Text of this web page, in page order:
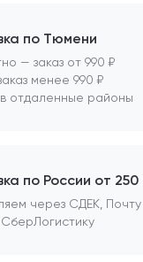
по Тюмени
— заказ от 990 ₽
менее 990 ₽
отдаленные районы
по России от 250
через СДЕК, Почту